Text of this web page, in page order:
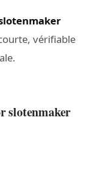
vérifiable
slotenmaker